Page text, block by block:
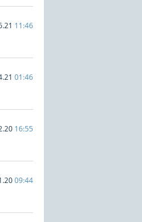
11:46
01:46
16:55
09:44